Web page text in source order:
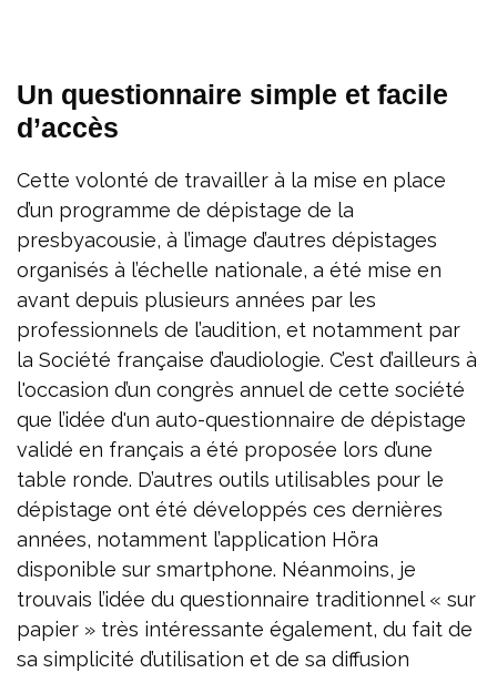
Un questionnaire simple et facile
d’accès
Cette volonté de travailler à la mise en place
d’un programme de dépistage de la
presbyacousie, à l’image d’autres dépistages
organisés à l’échelle nationale, a été mise en
avant depuis plusieurs années par les
professionnels de l’audition, et notamment par
la Société française d’audiologie. C’est d’ailleurs à
l'occasion d’un congrès annuel de cette société
que l’idée d'un auto-questionnaire de dépistage
validé en français a été proposée lors d’une
table ronde. D’autres outils utilisables pour le
dépistage ont été développés ces dernières
années, notamment l’application Höra
disponible sur smartphone. Néanmoins, je
trouvais l’idée du questionnaire traditionnel « sur
papier » très intéressante également, du fait de
sa simplicité d’utilisation et de sa diffusion